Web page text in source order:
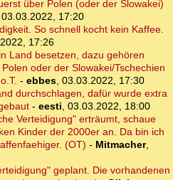
über Polen (oder der Slowakei)
03.03.2022, 17:20
So schnell kocht kein Kaffee.
17:26
Land besetzen, dazu gehören
oder der Slowakei/Tschechien
- ebbes, 03.03.2022, 17:30
durchschlagen, dafür wurde extra
- eesti, 03.03.2022, 18:00
Verteidigung" erträumt, schaue
Kinder der 2000er an. Da bin ich
(OT) - Mitmacher,
geplant. Die vorhandenen